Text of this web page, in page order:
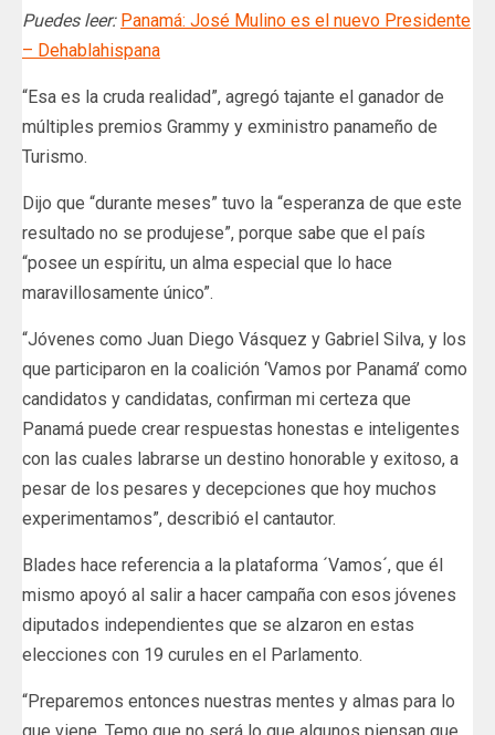
Puedes leer: Panamá: José Mulino es el nuevo Presidente
– Dehablahispana
“Esa es la cruda realidad”, agregó tajante el ganador de
múltiples premios Grammy y exministro panameño de
Turismo.
Dijo que “durante meses” tuvo la “esperanza de que este
resultado no se produjese”, porque sabe que el país
“posee un espíritu, un alma especial que lo hace
maravillosamente único”.
“Jóvenes como Juan Diego Vásquez y Gabriel Silva, y los
que participaron en la coalición ‘Vamos por Panamá’ como
candidatos y candidatas, confirman mi certeza que
Panamá puede crear respuestas honestas e inteligentes
con las cuales labrarse un destino honorable y exitoso, a
pesar de los pesares y decepciones que hoy muchos
experimentamos”, describió el cantautor.
Blades hace referencia a la plataforma ´Vamos´, que él
mismo apoyó al salir a hacer campaña con esos jóvenes
diputados independientes que se alzaron en estas
elecciones con 19 curules en el Parlamento.
“Preparemos entonces nuestras mentes y almas para lo